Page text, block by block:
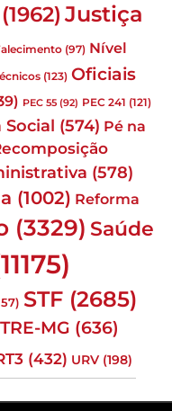
(1962) Justiça
(97) Nível
(123) Oficiais
PEC 55 (92) PEC 241 (121)
Social (574) Pé na
(578)
(1002) Reforma
(3329) Saúde
STF (2685)
TRE-MG (636)
(432) URV (198)